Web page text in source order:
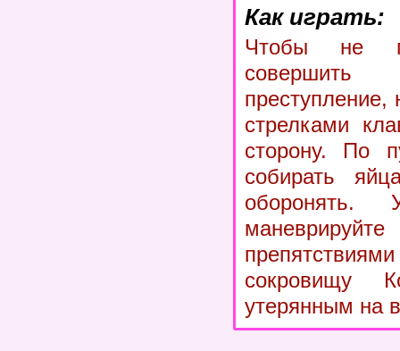
Как играть:
Чтобы не
преступление,
стрелками
сторону. По
собирать
оборонять.
сокровищу
утерянным на